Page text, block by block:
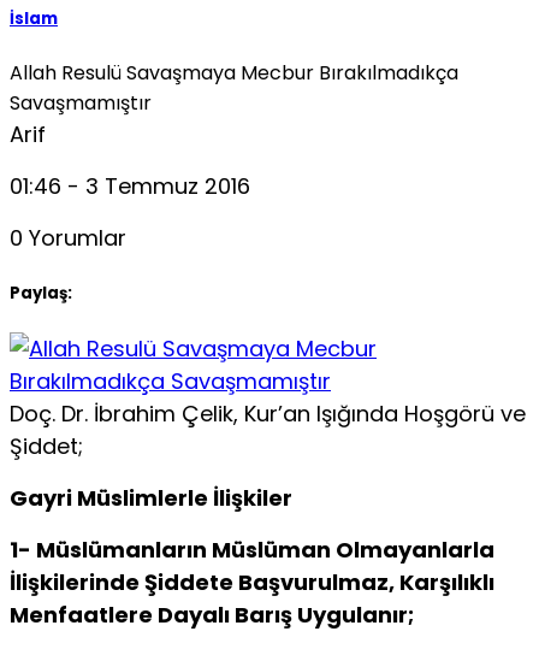
İslam
Allah Resulü Savaşmaya Mecbur Bırakılmadıkça
Savaşmamıştır
Arif
01:46 - 3 Temmuz 2016
0 Yorumlar
Paylaş:
Doç. Dr. İbrahim Çelik, Kur’an Işığında Hoşgörü ve
Şiddet;
Gayri Müslimlerle İlişkiler
1- Müslümanların Müslüman Olmayanlarla
İlişkilerinde Şiddete Başvurulmaz, Karşılıklı
Menfaatlere Dayalı Barış Uygulanır;